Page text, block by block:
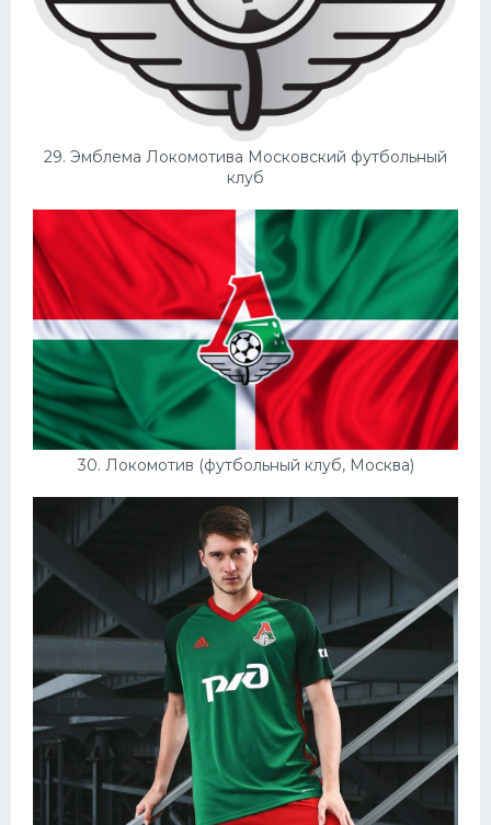
29. Эмблема Локомотива Московский футбольный
клуб
30. Локомотив (футбольный клуб, Москва)